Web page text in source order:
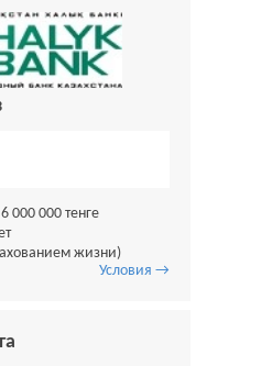
000 000 тенге
жизни)
Условия →